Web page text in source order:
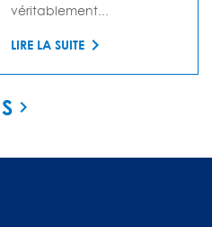
véritablement...
LIRE LA SUITE